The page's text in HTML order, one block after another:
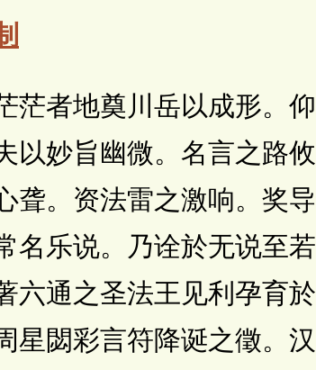
者地奠川岳以成形。仰
以妙旨幽微。名言之路攸
聋。资法雷之激响。奖导
名乐说。乃诠於无说至若
六通之圣法王见利孕育於
星閟彩言符降诞之徵。汉